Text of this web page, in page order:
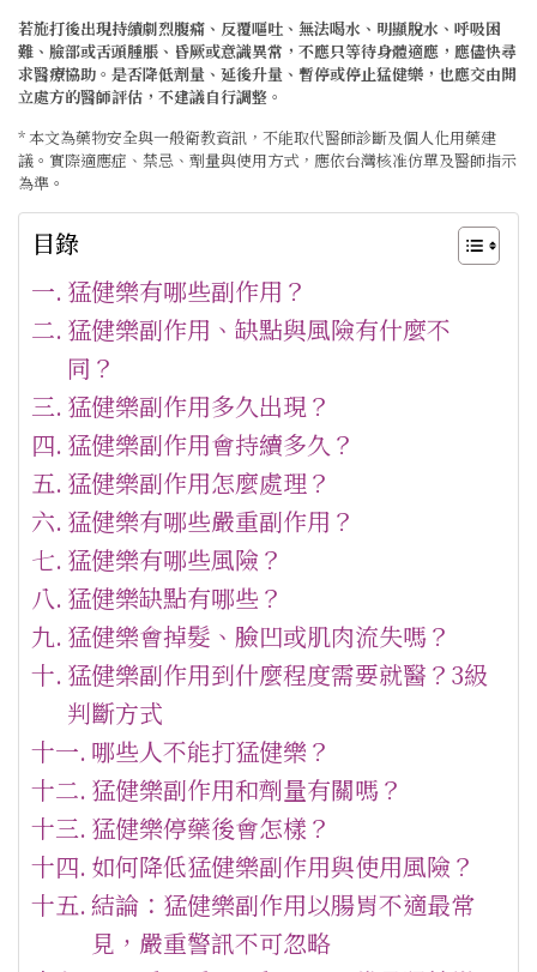
若施打後出現持續劇烈腹痛、反覆嘔吐、無法喝水、明顯脫水、呼吸困
難、臉部或舌頭腫脹、昏厥或意識異常，不應只等待身體適應，應儘快尋
求醫療協助。是否降低劑量、延後升量、暫停或停止猛健樂，也應交由開
立處方的醫師評估，不建議自行調整 。
* 本文為藥物安全與一般衛教資訊，不能取代醫師診斷及個人化用藥建
議。實際適應症、禁忌、劑量與使用方式，應依台灣核准仿單及醫師指示
為準。
目錄
猛健樂有哪些副作用？
猛健樂副作用、缺點與風險有什麼不
同？
猛健樂副作用多久出現？
猛健樂副作用會持續多久？
猛健樂副作用怎麼處理？
猛健樂有哪些嚴重副作用？
猛健樂有哪些風險？
猛健樂缺點有哪些？
猛健樂會掉髮、臉凹或肌肉流失嗎？
猛健樂副作用到什麼程度需要就醫？3級
判斷方式
哪些人不能打猛健樂？
猛健樂副作用和劑量有關嗎？
猛健樂停藥後會怎樣？
如何降低猛健樂副作用與使用風險？
結論：猛健樂副作用以腸胃不適最常
見，嚴重警訊不可忽略